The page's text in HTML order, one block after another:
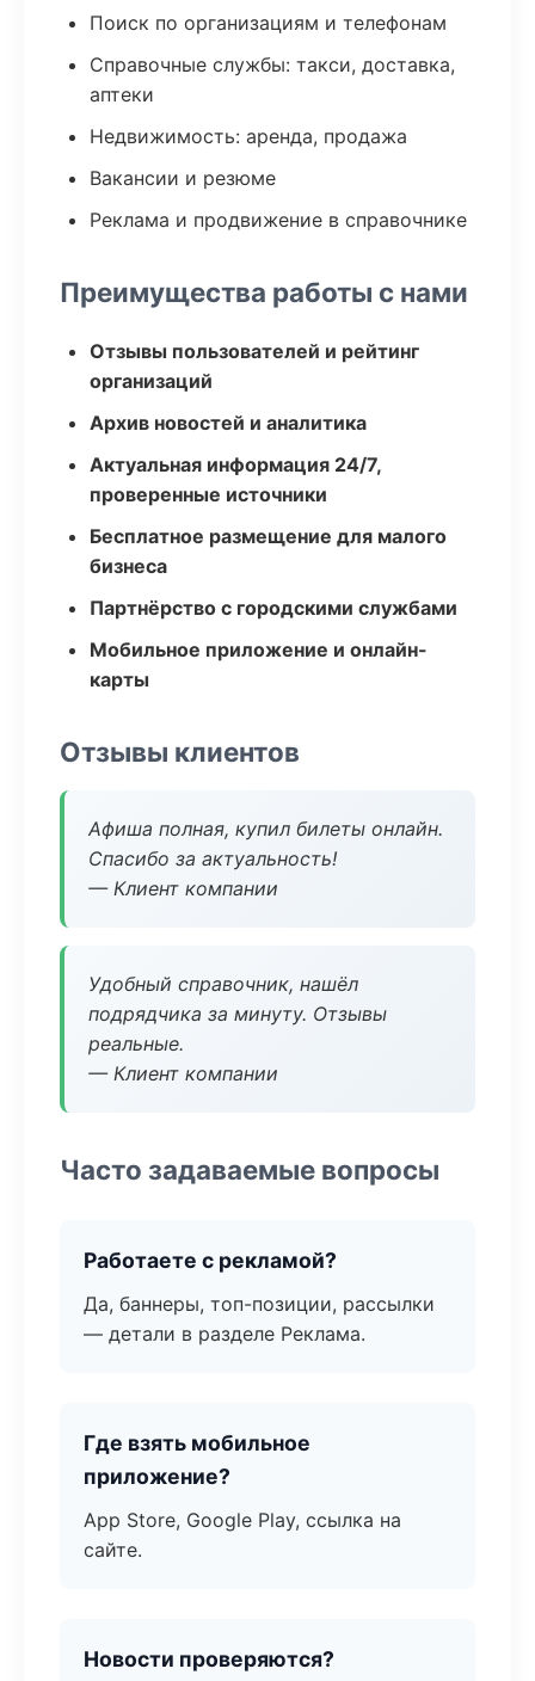
Поиск по организациям и телефонам
Справочные службы: такси, доставка,
аптеки
Недвижимость: аренда, продажа
Вакансии и резюме
Реклама и продвижение в справочнике
Преимущества работы с нами
Отзывы пользователей и рейтинг
организаций
Архив новостей и аналитика
Актуальная информация 24/7,
проверенные источники
Бесплатное размещение для малого
бизнеса
Партнёрство с городскими службами
Мобильное приложение и онлайн-
карты
Отзывы клиентов
Афиша полная, купил билеты онлайн.
Спасибо за актуальность!
— Клиент компании
Удобный справочник, нашёл
подрядчика за минуту. Отзывы
реальные.
— Клиент компании
Часто задаваемые вопросы
Работаете с рекламой?
Да, баннеры, топ-позиции, рассылки
— детали в разделе Реклама.
Где взять мобильное
приложение?
App Store, Google Play, ссылка на
сайте.
Новости проверяются?